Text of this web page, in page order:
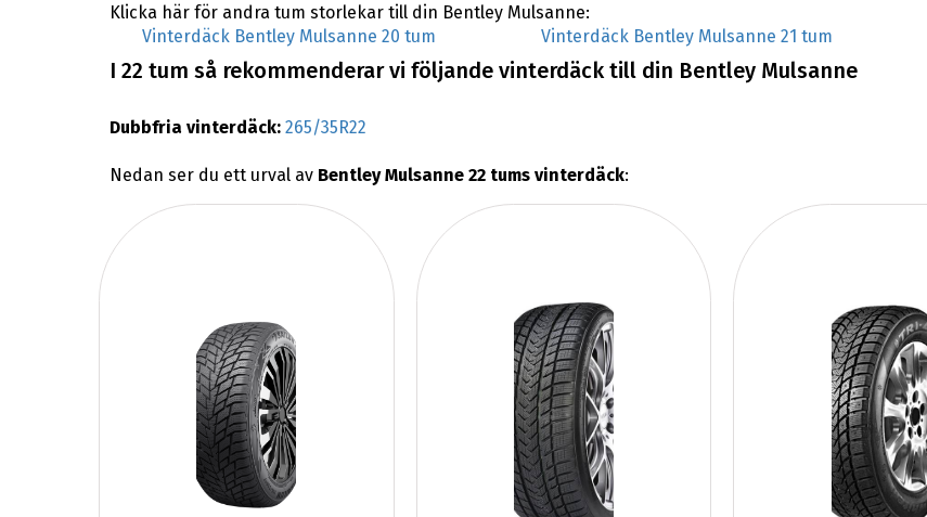
Klicka här för andra tum storlekar till din Bentley Mulsanne:
Vinterdäck Bentley Mulsanne 20 tum
Vinterdäck Bentley Mulsanne 21 tum
I 22 tum så rekommenderar vi följande vinterdäck till din Bentley Mulsanne
Dubbfria vinterdäck: 265/35R22
Nedan ser du ett urval av Bentley Mulsanne 22 tums vinterdäck: